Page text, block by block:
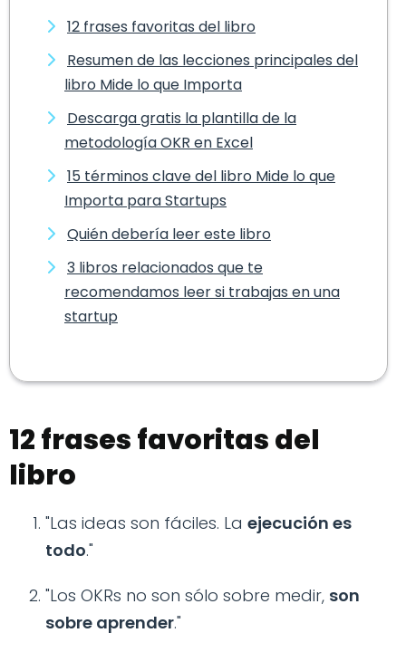
12 frases favoritas del libro
Resumen de las lecciones principales del
libro Mide lo que Importa
Descarga gratis la plantilla de la
metodología OKR en Excel
15 términos clave del libro Mide lo que
Importa para Startups
Quién debería leer este libro
3 libros relacionados que te
recomendamos leer si trabajas en una
startup
12 frases favoritas del
libro
"Las ideas son fáciles. La ejecución es
todo."
"Los OKRs no son sólo sobre medir, son
sobre aprender."